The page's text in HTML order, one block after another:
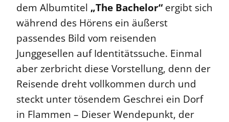
dem Albumtitel „The Bachelor“ergibt sich
während des Hörens ein äußerst
passendes Bild vom reisenden
Junggesellen auf Identitätssuche. Einmal
aber zerbricht diese Vorstellung, denn der
Reisende dreht vollkommen durch und
steckt unter tösendem Geschrei ein Dorf
in Flammen – Dieser Wendepunkt, der